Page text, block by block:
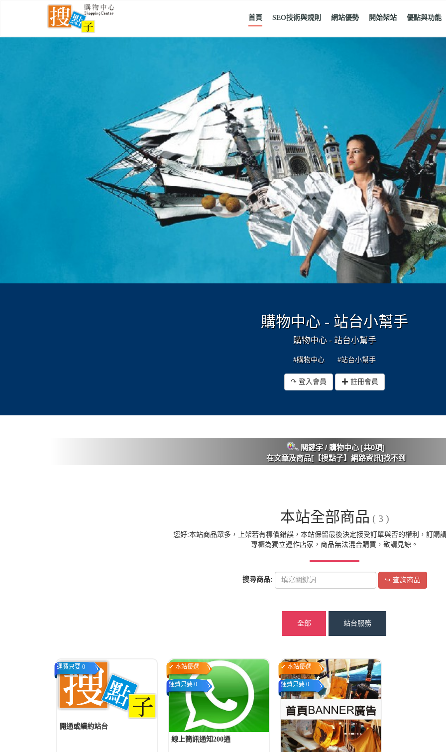
首頁 SEO技術與規則 網站優勢 開始架站 優點與功能
購物中心 - 站台小幫手
購物中心 - 站台小幫手
#購物中心 #站台小幫手
↷ 登入會員 ✚ 註冊會員
本站全部商品 ( 3 )
您好:本站商品眾多，上架若有標價錯誤，本站保留最後決定接受訂單與否的權利，訂購
專櫃為獨立運作店家，商品無法混合購買，敬請見諒。
搜尋商品: ↪ 查詢商品
全部 站台服務
開通或續約站台
運費只要 0
線上簡訊通知200通
✔ 本站優選
運費只要 0
✔ 本站優選
運費只要 0